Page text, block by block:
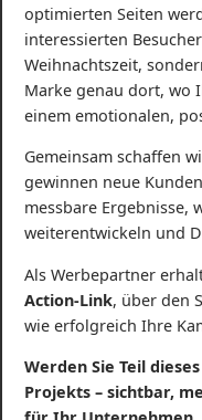
optimierten Seiten
interessierten
Weihnachtszeit,
Marke genau dort, wo
einem emotionalen,
Gemeinsam schaffen
gewinnen neue
messbare Ergebnisse,
weiterentwickeln und
Als Werbepartner
Action-Link, über den
wie erfolgreich Ihre
Werden Sie Teil
Projekts – sichtbar,